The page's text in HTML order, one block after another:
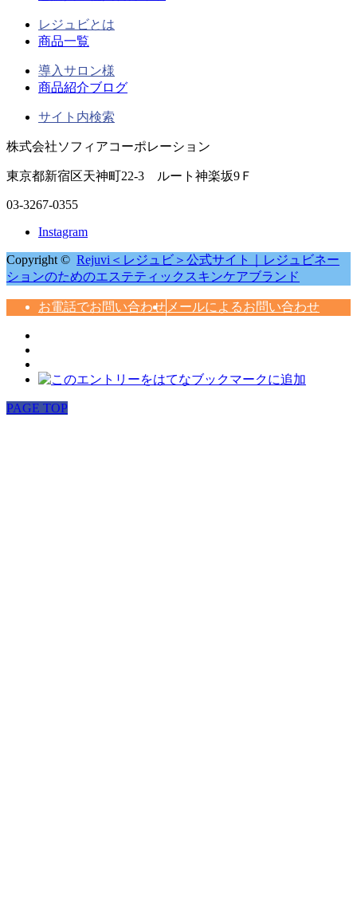
レジュビとは
商品一覧
導入サロン様
商品紹介ブログ
サイト内検索
株式会社ソフィアコーポレーション
東京都新宿区天神町22-3 ルート神楽坂9Ｆ
03-3267-0355
Instagram
Copyright © Rejuvi＜レジュビ＞公式サイト｜レジュビネー
ションのためのエステティックスキンケアブランド
お電話でお問い合わせ メールによるお問い合わせ
PAGE TOP